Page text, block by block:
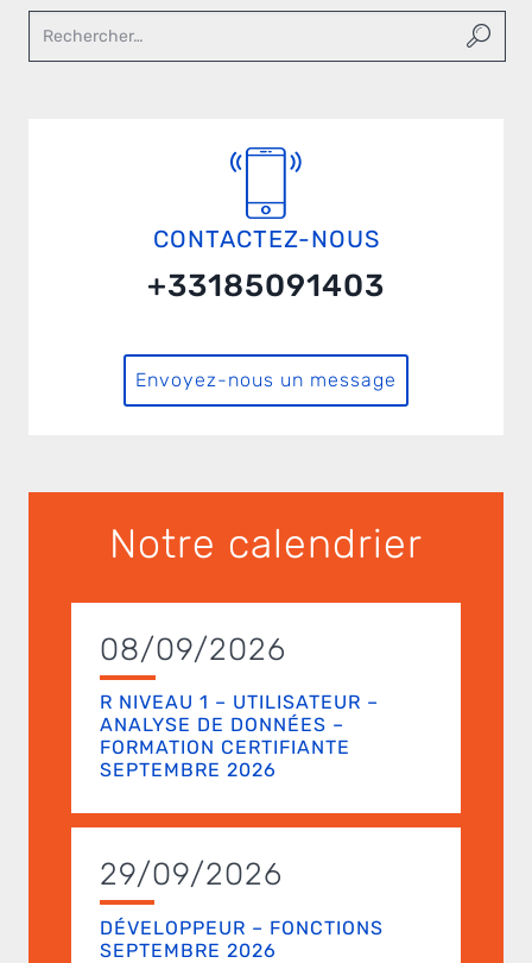
CONTACTEZ-NOUS
+33185091403
Envoyez-nous un message
Notre calendrier
08/09/2026
R NIVEAU 1 – UTILISATEUR –
ANALYSE DE DONNÉES –
FORMATION CERTIFIANTE
SEPTEMBRE 2026
29/09/2026
DÉVELOPPEUR – FONCTIONS
SEPTEMBRE 2026